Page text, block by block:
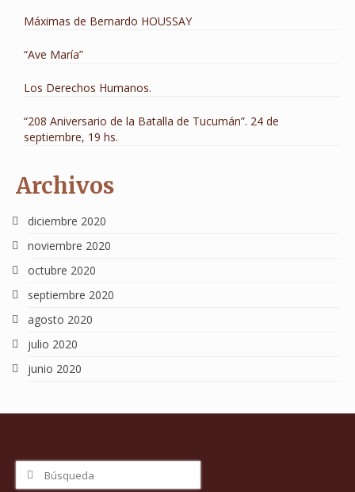
Máximas de Bernardo HOUSSAY
“Ave María”
Los Derechos Humanos.
“208 Aniversario de la Batalla de Tucumán”. 24 de
septiembre, 19 hs.
Archivos
diciembre 2020
noviembre 2020
octubre 2020
septiembre 2020
agosto 2020
julio 2020
junio 2020
Buscar
por: